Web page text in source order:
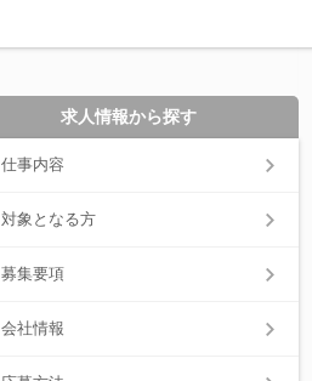
求人情報から探す
仕事内容
対象となる方
募集要項
会社情報